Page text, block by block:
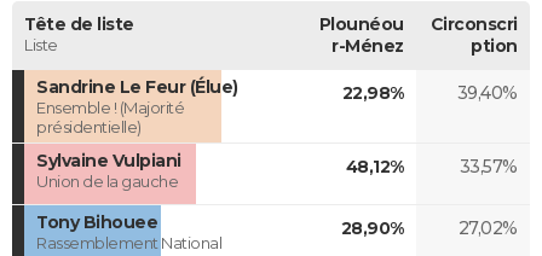
Tête de liste
Liste
Plounéou
r-Ménez
Circonscri
ption
Sandrine Le Feur (Élue)
Ensemble ! (Majorité
présidentielle)
22,98% 39,40%
Sylvaine Vulpiani
Union de la gauche
48,12% 33,57%
Tony Bihouee
Rassemblement National
28,90% 27,02%